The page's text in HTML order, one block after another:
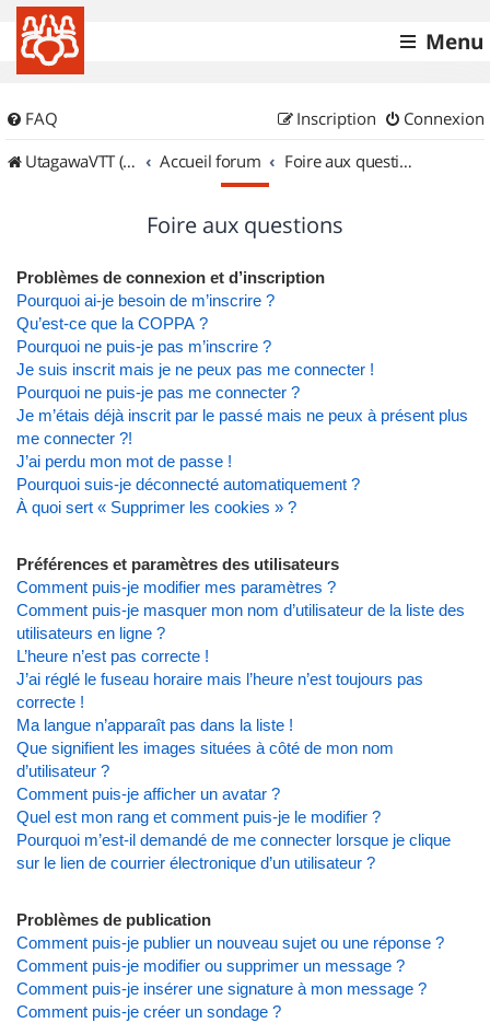
Menu
FAQ Connexion
Inscription
UtagawaVTT (Randos VTT et VTTAE avec traces GPS)
Accueil forum Foire aux questions
Foire aux questions
Problèmes de connexion et d’inscription
Pourquoi ai-je besoin de m’inscrire ?
Qu’est-ce que la COPPA ?
Pourquoi ne puis-je pas m’inscrire ?
Je suis inscrit mais je ne peux pas me connecter !
Pourquoi ne puis-je pas me connecter ?
Je m’étais déjà inscrit par le passé mais ne peux à présent plus
me connecter ?!
J’ai perdu mon mot de passe !
Pourquoi suis-je déconnecté automatiquement ?
À quoi sert « Supprimer les cookies » ?
Préférences et paramètres des utilisateurs
Comment puis-je modifier mes paramètres ?
Comment puis-je masquer mon nom d’utilisateur de la liste des
utilisateurs en ligne ?
L’heure n’est pas correcte !
J’ai réglé le fuseau horaire mais l’heure n’est toujours pas
correcte !
Ma langue n’apparaît pas dans la liste !
Que signifient les images situées à côté de mon nom
d’utilisateur ?
Comment puis-je afficher un avatar ?
Quel est mon rang et comment puis-je le modifier ?
Pourquoi m’est-il demandé de me connecter lorsque je clique
sur le lien de courrier électronique d’un utilisateur ?
Problèmes de publication
Comment puis-je publier un nouveau sujet ou une réponse ?
Comment puis-je modifier ou supprimer un message ?
Comment puis-je insérer une signature à mon message ?
Comment puis-je créer un sondage ?